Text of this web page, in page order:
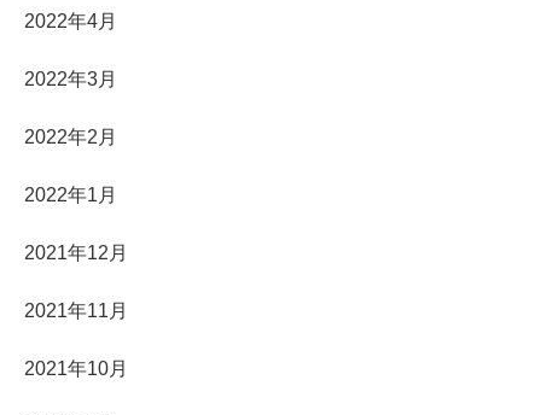
2022年4月
2022年3月
2022年2月
2022年1月
2021年12月
2021年11月
2021年10月